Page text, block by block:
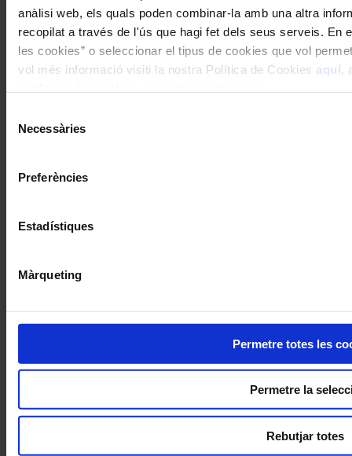
anàlisi web, els quals poden combinar-la amb una altra
recopilat a través de l'ús que hagi fet dels seus serveis. En
les cookies” o seleccionar el tipus de cookies que vol
vol més informació visiti la nostra Política de Cookies aquí,
Necessàries
Preferències
Estadístiques
Màrqueting
Permetre totes les
Permetre la
Rebutjar totes